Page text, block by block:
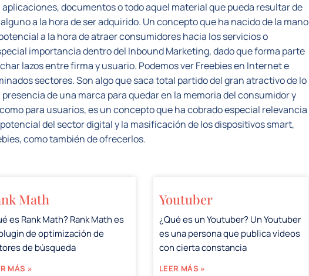
documentos o todo aquel material que pueda resultar de
a la hora de ser adquirido. Un concepto que ha nacido de la mano
a la hora de atraer consumidores hacia los servicios o
importancia dentro del Inbound Marketing, dado que forma parte
lazos entre firma y usuario. Podemos ver Freebies en Internet e
sectores. Son algo que saca total partido del gran atractivo de lo
de una marca para quedar en la memoria del consumidor y
para usuarios, es un concepto que ha cobrado especial relevancia
del sector digital y la masificación de los dispositivos smart,
como también de ofrecerlos.
Math
es Rank Math? Rank Math es
de optimización de
de búsqueda
MÁS »
Youtuber
¿Qué es un Youtuber? Un Youtuber
es una persona que publica vídeos
con cierta constancia
LEER MÁS »